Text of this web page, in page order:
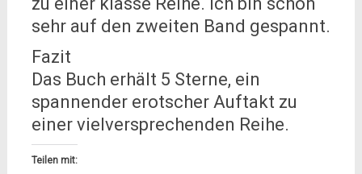
sehr auf den zweiten Band gespannt.
Fazit
Das Buch erhält 5 Sterne, ein
spannender erotscher Auftakt zu
einer vielversprechenden Reihe.
Teilen mit: